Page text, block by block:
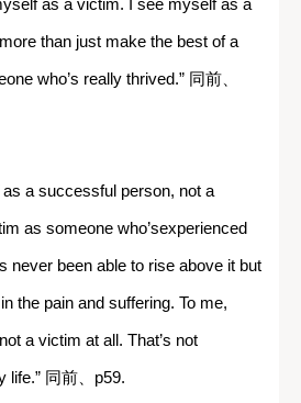
than just make the best of a
who’s really thrived.” 同前、
as a successful person, not a
as someone who’sexperienced
never been able to rise above it but
the pain and suffering. To me,
a victim at all. That’s not
life.” 同前、p59.